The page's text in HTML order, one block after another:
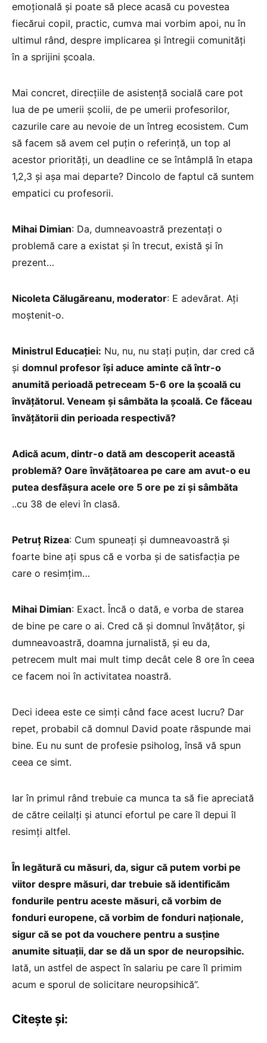
emoțională și poate să plece acasă cu povestea
fiecărui copil, practic, cumva mai vorbim apoi, nu în
ultimul rând, despre implicarea și întregii comunități
în a sprijini școala.
Mai concret, direcțiile de asistență socială care pot
lua de pe umerii școlii, de pe umerii profesorilor,
cazurile care au nevoie de un întreg ecosistem. Cum
să facem să avem cel puțin o referință, un top al
acestor priorități, un deadline ce se întâmplă în etapa
1,2,3 și așa mai departe? Dincolo de faptul că suntem
empatici cu profesorii.
Mihai Dimian: Da, dumneavoastră prezentați o
problemă care a existat și în trecut, există și în
prezent…
Nicoleta Călugăreanu, moderator: E adevărat. Ați
moștenit-o.
Ministrul Educației: Nu, nu, nu stați puțin, dar cred că
și domnul profesor își aduce aminte că într-o
anumită perioadă petreceam 5-6 ore la școală cu
învățătorul. Veneam și sâmbăta la școală. Ce făceau
învățătorii din perioada respectivă?
Adică acum, dintr-o dată am descoperit această
problemă? Oare învățătoarea pe care am avut-o eu
putea desfășura acele ore 5 ore pe zi și sâmbăta
..cu 38 de elevi în clasă.
Petruț Rizea: Cum spuneați și dumneavoastră și
foarte bine ați spus că e vorba și de satisfacția pe
care o resimțim…
Mihai Dimian: Exact. Încă o dată, e vorba de starea
de bine pe care o ai. Cred că și domnul învățător, și
dumneavoastră, doamna jurnalistă, și eu da,
petrecem mult mai mult timp decât cele 8 ore în ceea
ce facem noi în activitatea noastră.
Deci ideea este ce simți când face acest lucru? Dar
repet, probabil că domnul David poate răspunde mai
bine. Eu nu sunt de profesie psiholog, însă vă spun
ceea ce simt.
Iar în primul rând trebuie ca munca ta să fie apreciată
de către ceilalți și atunci efortul pe care îl depui îl
resimți altfel.
În legătură cu măsuri, da, sigur că putem vorbi pe
viitor despre măsuri, dar trebuie să identificăm
fondurile pentru aceste măsuri, că vorbim de
fonduri europene, că vorbim de fonduri naționale,
sigur că se pot da vouchere pentru a susține
anumite situații, dar se dă un spor de neuropsihic.
Iată, un astfel de aspect în salariu pe care îl primim
acum e sporul de solicitare neuropsihică”.
Citește și: